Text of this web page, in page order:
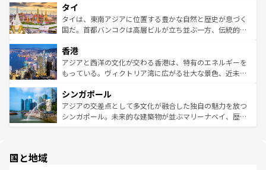
リティに包まれながら、韓国の多彩な魅力を心ゆくまで味
わってみてほしい。 なお、新着の韓国情報はコンテンツ一
覧を参照してほしい。
急速な発展と共に伝統が息づく。ハノイの古い町並みやホ
ーチミン市のフランス統治時代の建物も、独特の雰囲気を
醸し出している。また、バラエティの豊かさとおいしさで
とつ。フォーやバインミー、ベトナムコーヒーなどは、ぜ
ひ現地で味わいたい。どの地域を訪れてもあたたかい人々
が旅行者を迎えてくれるので、きっと忘れられない旅にな
参照してほしい。
タイ
タイは、東南アジアに位置する豊かな自然と歴史が息づく
国だ。首都バンコクは高層ビルが立ち並ぶ一方、伝統的な
の活気が交差している。北部ではチェンマイなどの山岳地
帯で自然と触れ合い、南部ではプーケットやクラビの美し
いビーチでリゾート気分を楽しむことができる。タイ料理
激する。気候は一年中温暖で、どの季節にも異なる楽しみ
が待っている。親しみやすいタイの人々、仏教を中心とし
た文化、そして多様な観光資源が、訪れる旅人を魅了し続
香港
アジアと西洋の文化が交わる香港は、特有のエネルギーを
もっている。ヴィクトリア湾に広がる壮大な景色、近未来
み、どこを訪れても感動するはず。観光スポットが密集し
ており、効率よく見どころを回れるのも魅力。息をのむよ
うな絶景から文化的な体験まで、香港を存分に楽しみ尽く
シンガポール
アジアの交差点として多文化が融合した独自の魅力を放つ
シンガポール。未来的な建築物が並ぶマリーナベイ、歴史
国と地域